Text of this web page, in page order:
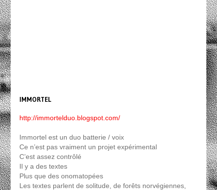
IMMORTEL
http://immortelduo.blogspot.com/
Immortel est un duo batterie / voix
Ce n’est pas vraiment un projet expérimental
C’est assez contrôlé
Il y a des textes
Plus que des onomatopées
Les textes parlent de solitude, de forêts norvégiennes,